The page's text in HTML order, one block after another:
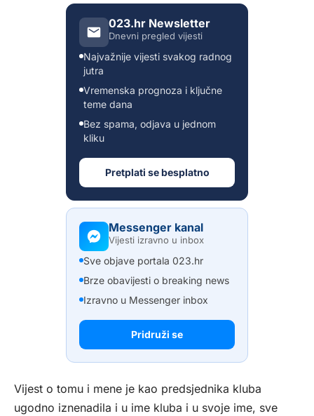
023.hr Newsletter
Dnevni pregled vijesti
Najvažnije vijesti svakog radnog
jutra
Vremenska prognoza i ključne
teme dana
Bez spama, odjava u jednom
kliku
Pretplati se besplatno
Messenger kanal
Vijesti izravno u inbox
Sve objave portala 023.hr
Brze obavijesti o breaking news
Izravno u Messenger inbox
Pridruži se
Vijest o tomu i mene je kao predsjednika kluba
ugodno iznenadila i u ime kluba i u svoje ime, sve